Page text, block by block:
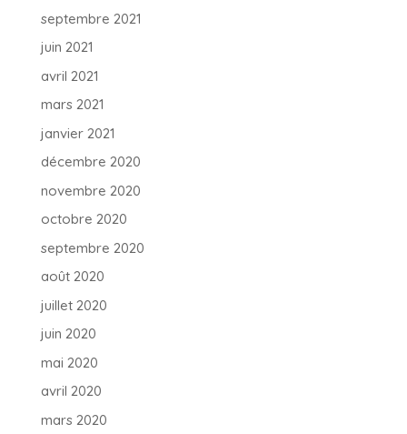
septembre 2021
juin 2021
avril 2021
mars 2021
janvier 2021
décembre 2020
novembre 2020
octobre 2020
septembre 2020
août 2020
juillet 2020
juin 2020
mai 2020
avril 2020
mars 2020